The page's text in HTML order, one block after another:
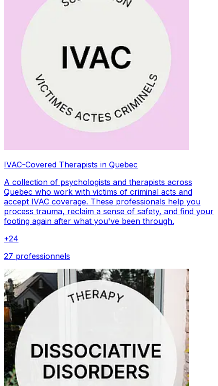
IVAC-Covered Therapists in Quebec
A collection of psychologists and therapists across
Quebec who work with victims of criminal acts and
accept IVAC coverage. These professionals help you
process trauma, reclaim a sense of safety, and find your
footing again after what you've been through.
+24
27 professionnels